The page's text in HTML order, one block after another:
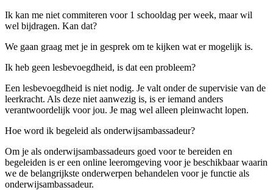
Ik kan me niet commiteren voor 1 schooldag per week, maar wil
wel bijdragen. Kan dat?
We gaan graag met je in gesprek om te kijken wat er mogelijk is.
Ik heb geen lesbevoegdheid, is dat een probleem?
Een lesbevoegdheid is niet nodig. Je valt onder de supervisie van de
leerkracht. Als deze niet aanwezig is, is er iemand anders
verantwoordelijk voor jou. Je mag wel alleen pleinwacht lopen.
Hoe word ik begeleid als onderwijsambassadeur?
Om je als onderwijsambassadeurs goed voor te bereiden en
begeleiden is er een online leeromgeving voor je beschikbaar waarin
we de belangrijkste onderwerpen behandelen voor je functie als
onderwijsambassadeur.